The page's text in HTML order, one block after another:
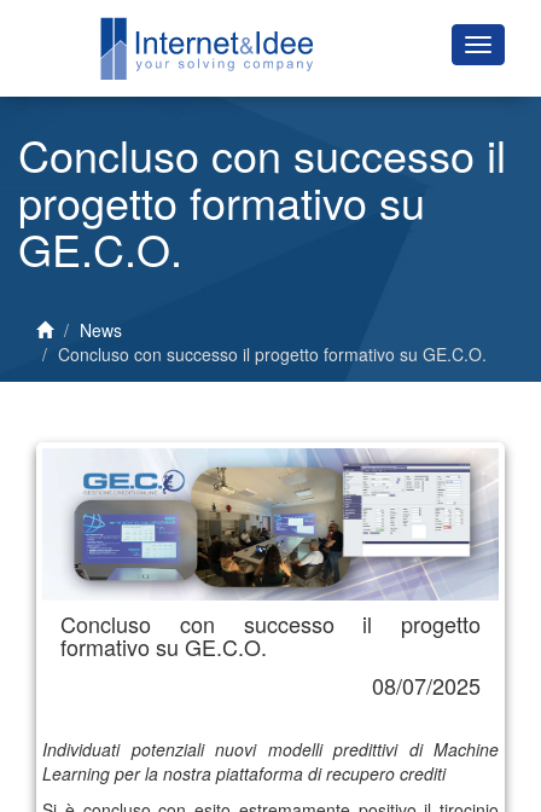
Concluso con successo il
progetto formativo su
GE.C.O.
News
Concluso con successo il progetto formativo su GE.C.O.
Concluso con successo il progetto
formativo su GE.C.O.
08/07/2025
Individuati potenziali nuovi modelli predittivi di Machine
Learning per la nostra piattaforma di recupero crediti